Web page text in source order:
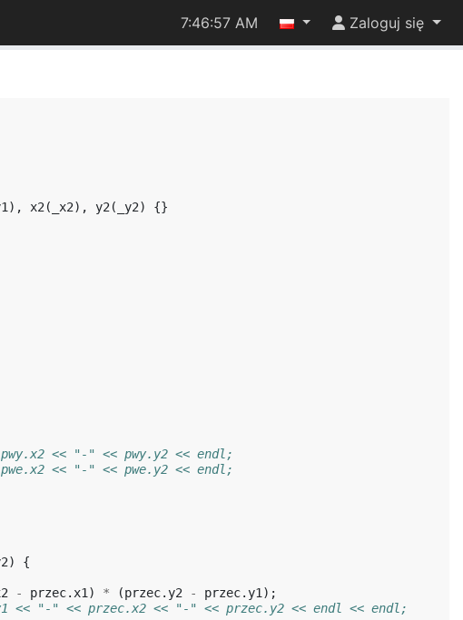
7:46:57 AM Zaloguj się
), x2 ( _x2), y2 ( _y2)
{}
<< "-" << pwy.y2 << endl;
<< "-" << pwe.y2 << endl;
)
{
- przec. x1 ) * (przec.y2 - przec.y1 );
<< "-" << przec.x2 << "-" << przec.y2 << endl << endl;